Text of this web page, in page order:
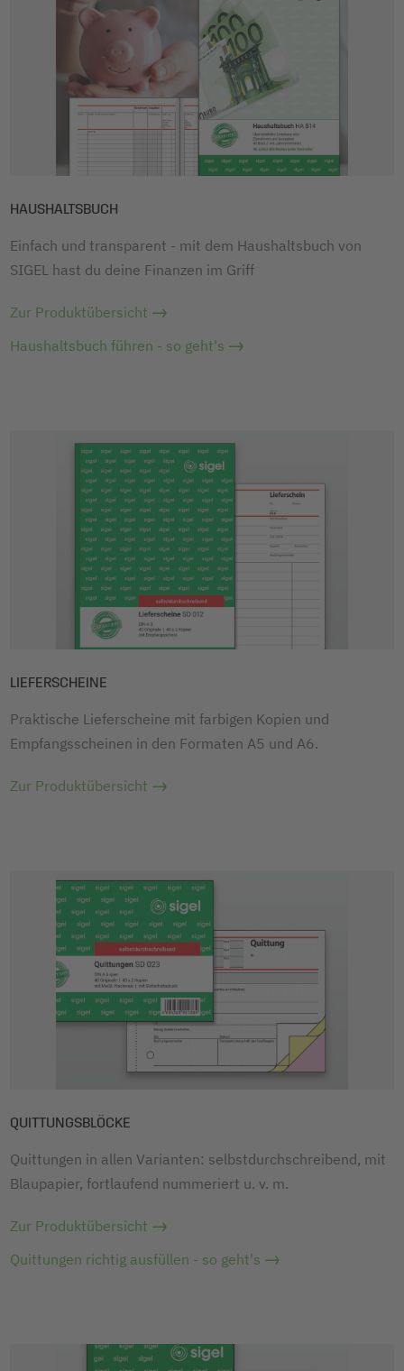
HAUSHALTSBUCH
Einfach und transparent - mit dem Haushaltsbuch von
SIGEL hast du deine Finanzen im Griff
Zur Produktübersicht
Haushaltsbuch führen - so geht's
LIEFERSCHEINE
Praktische Lieferscheine mit farbigen Kopien und
Empfangsscheinen in den Formaten A5 und A6.
Zur Produktübersicht
QUITTUNGSBLÖCKE
Quittungen in allen Varianten: selbstdurchschreibend, mit
Blaupapier, fortlaufend nummeriert u. v. m.
Zur Produktübersicht
Quittungen richtig ausfüllen - so geht's